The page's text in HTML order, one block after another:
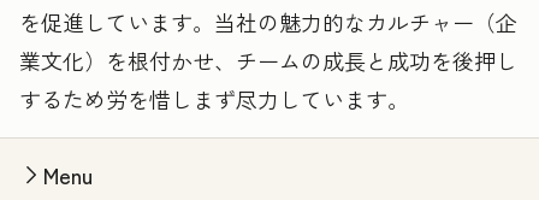
を促進しています。当社の魅力的なカルチャー（企
業文化）を根付かせ、チームの成長と成功を後押し
するため労を惜しまず尽力しています。
Menu